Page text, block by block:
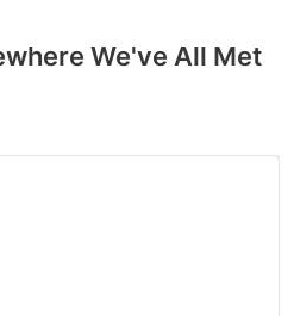
We've All Met